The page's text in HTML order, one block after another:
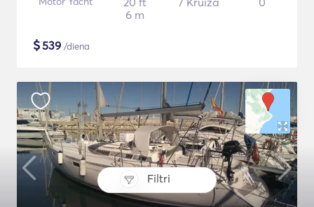
Filtri
6 m
$539 /diena